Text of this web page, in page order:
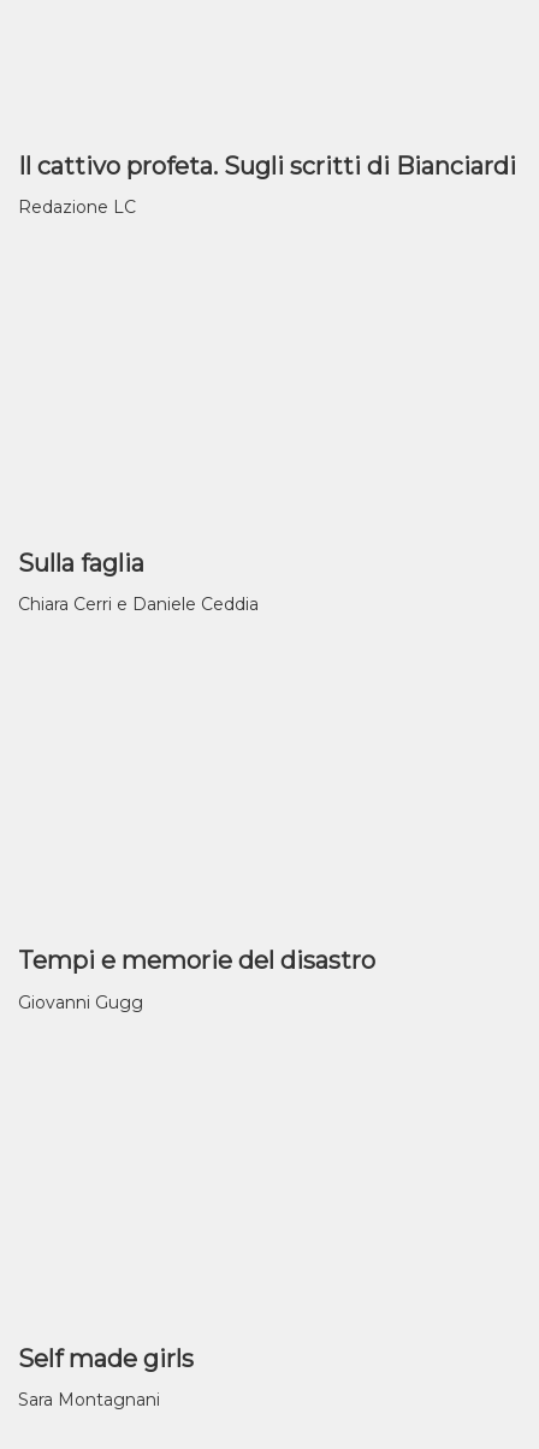
Il cattivo profeta. Sugli scritti di Bianciardi
Redazione LC
Sulla faglia
Chiara Cerri e Daniele Ceddia
Tempi e memorie del disastro
Giovanni Gugg
Self made girls
Sara Montagnani